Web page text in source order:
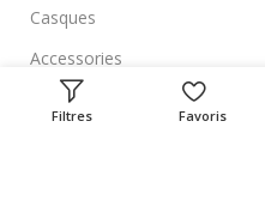
Casques
Accessories
Menu
Filtres Favoris